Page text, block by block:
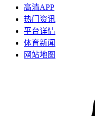
高清APP
热门资讯
平台详情
体育新闻
网站地图